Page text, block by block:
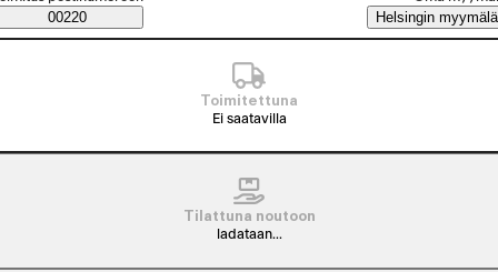
Saatavuustiedot
00220 Helsingin myymälä
Toimitettuna
Ei saatavilla
Tilattuna noutoon
ladataan...